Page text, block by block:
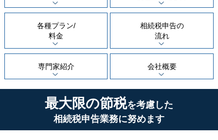
各種プラン/
料金
相続税申告の
流れ
専門家紹介 会社概要
最大限の節税を考慮した
相続税申告業務に努めます